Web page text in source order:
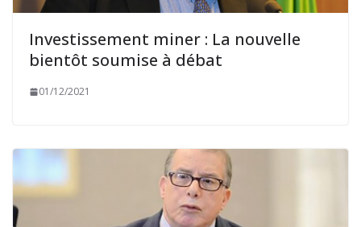
Investissement miner : La nouvelle
bientôt soumise à débat
01/12/2021